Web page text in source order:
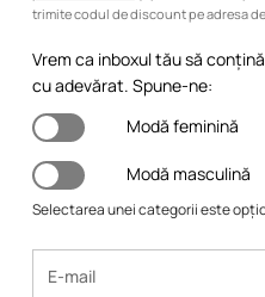
trimite codul de discount pe adresa
Vrem ca inboxul tău să
cu adevărat. Spune-ne:
Modă feminină
Modă masculină
Selectarea unei categorii este